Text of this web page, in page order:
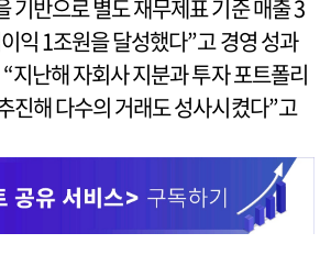
기반으로 별도 재무제표 기준 매출 3
익 1조원을 달성했다”고 경영 성과
지난해 자회사 지분과 투자 포트폴리
진해 다수의 거래도 성사시켰다”고